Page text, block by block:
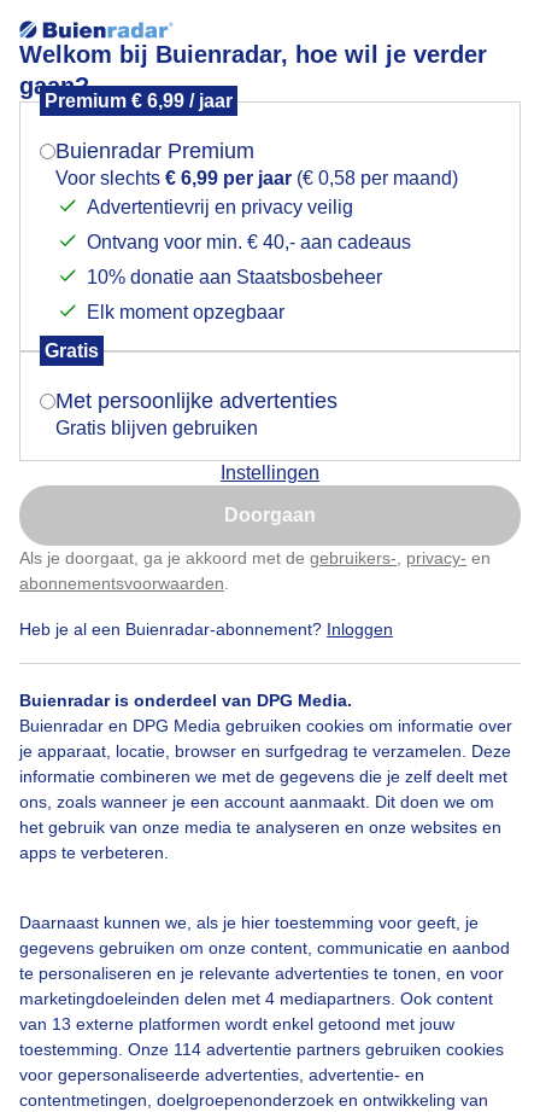
Welkom bij Buienradar, hoe wil je verder
gaan?
Premium € 6,99 / jaar
Buienradar Premium
Voor slechts € 6,99 per jaar (€ 0,58 per maand)
Advertentievrij en privacy veilig
Ontvang voor min. € 40,- aan cadeaus
10% donatie aan Staatsbosbeheer
Elk moment opzegbaar
Gratis
Met persoonlijke advertenties
Gratis blijven gebruiken
Instellingen
Doorgaan
Als je doorgaat, ga je akkoord met de gebruikers- privacy- en
abonnementsvoorwaarden
Heb je al een Buienradar-abonnement? Inloggen
Buienradar is onderdeel van DPG Media.
Buienradar en DPG Media gebruiken cookies om informatie over
je apparaat, locatie, browser en surfgedrag te verzamelen. Deze
informatie combineren we met de gegevens die je zelf deelt met
ons, zoals wanneer je een account aanmaakt. Dit doen we om
het gebruik van onze media te analyseren en onze websites en
apps te verbeteren.
Daarnaast kunnen we, als je hier toestemming voor geeft, je
gegevens gebruiken om onze content, communicatie en aanbod
te personaliseren en je relevante advertenties te tonen, en voor
marketingdoeleinden delen met 4 mediapartners. Ook content
van 13 externe platformen wordt enkel getoond met jouw
toestemming. Onze 114 advertentie partners gebruiken cookies
voor gepersonaliseerde advertenties, advertentie- en
contentmetingen, doelgroepenonderzoek en ontwikkeling van
Noorderlicht.
Door: Hans Buls Gemaakt: 26-10-2024, 99x bekeken
Aurora Noorderlicht Poollicht
Bekijk slideshow
Over Buienradar
Mogen we je locatie gebruiken voor het
Indien je hier nog geen akkoord op hebt gegeven,
verschijnt er zo een pop-up uit je browser waarin
Is goed, toon de popup
Nu niet, misschien later
Klik hierom dit aan te passen